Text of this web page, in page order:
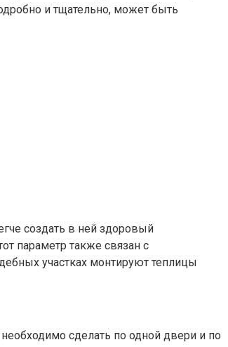
и тщательно, может быть
создать в ней здоровый
параметр также связан с
участках монтируют теплицы
сделать по одной двери и по